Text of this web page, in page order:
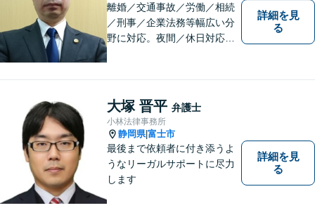
離婚／交通事故／労働／相続
／刑事／企業法務等幅広い分
野に対応。夜間／休日対応
っていません
詳細を見
る
大塚 晋平 弁護士
小林法律事務所
静岡県|富士市
最後まで依頼者に付き添うよ
うなリーガルサポートに尽力
します
詳細を見
る